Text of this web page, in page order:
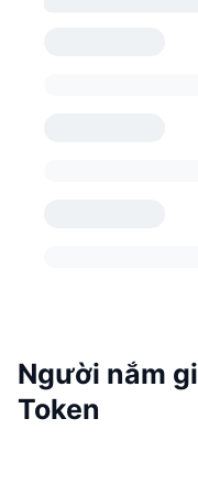
Người nắm
Token